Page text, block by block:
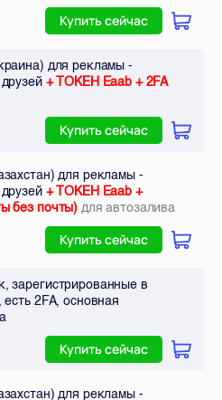
Купить сейчас
для рекламы -
+ ТОКЕН Eaab + 2FA
Купить сейчас
для рекламы -
+ ТОКЕН Eaab +
без почты)для автозалива
Купить сейчас
зарегистрированные в
2FA, основная
Купить сейчас
для рекламы -